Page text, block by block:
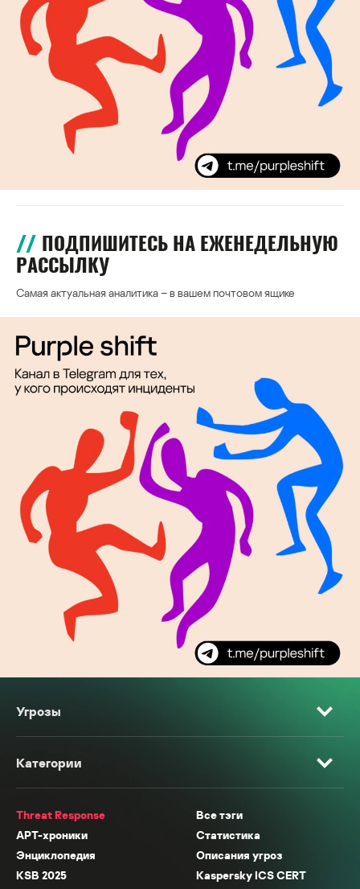
ПОДПИШИТЕСЬ НА ЕЖЕНЕДЕЛЬНУЮ
РАССЫЛКУ
Самая актуальная аналитика – в вашем почтовом ящике
Угрозы
Категории
Threat Response
Все тэги
APT-хроники
Статистика
Энциклопедия
Описания угроз
KSB 2025
Kaspersky ICS CERT